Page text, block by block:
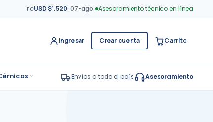
TCUSD $1.520·07-ago Asesoramiento técnico en línea
Ingresar Crear cuenta Carrito
Envíos a todo el país Asesoramiento